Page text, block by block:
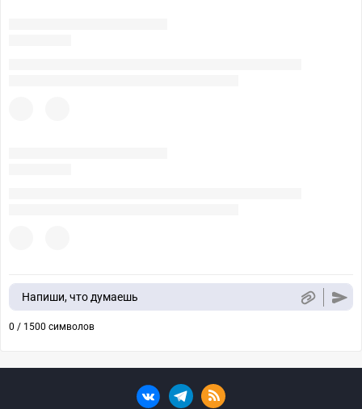
Напиши, что думаешь
0 / 1500 символов